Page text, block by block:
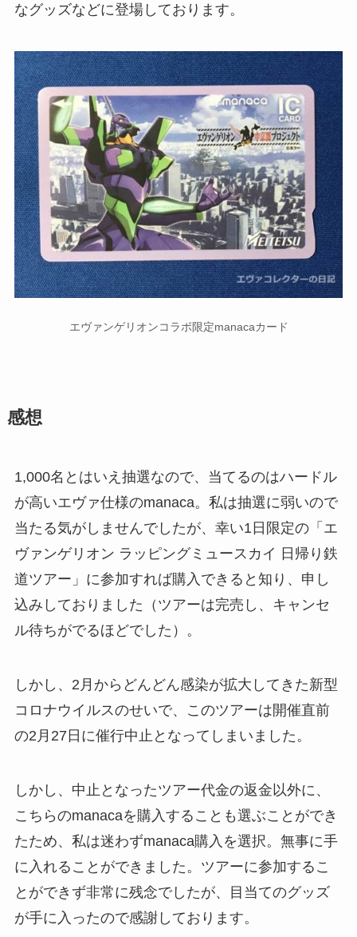
なグッズなどに登場しております。
エヴァンゲリオンコラボ限定manacaカード
感想
1,000名とはいえ抽選なので、当てるのはハードル
が高いエヴァ仕様のmanaca。私は抽選に弱いので
当たる気がしませんでしたが、幸い1日限定の「エ
ヴァンゲリオン ラッピングミュースカイ 日帰り鉄
道ツアー」に参加すれば購入できると知り、申し
込みしておりました（ツアーは完売し、キャンセ
ル待ちがでるほどでした）。
しかし、2月からどんどん感染が拡大してきた新型
コロナウイルスのせいで、このツアーは開催直前
の2月27日に催行中止となってしまいました。
しかし、中止となったツアー代金の返金以外に、
こちらのmanacaを購入することも選ぶことができ
たため、私は迷わずmanaca購入を選択。無事に手
に入れることができました。ツアーに参加するこ
とができず非常に残念でしたが、目当てのグッズ
が手に入ったので感謝しております。